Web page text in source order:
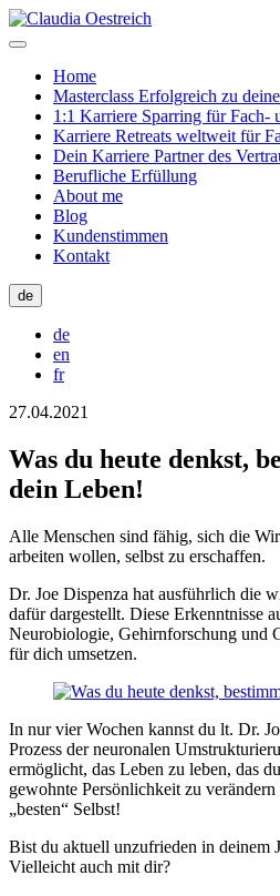
Home
Masterclass Erfolgreich zu
1:1 Karriere Sparring für Fach-
Karriere Retreats weltweit für
Dein Karriere Partner des
Berufliche Erfüllung
About me
Blog
Kundenstimmen
Kontakt
de
de
en
fr
27.04.2021
Was du heute denkst,
dein Leben!
Alle Menschen sind fähig, sich die
arbeiten wollen, selbst zu erschaffen.
Dr. Joe Dispenza hat ausführlich die
dafür dargestellt. Diese Erkenntnisse
Neurobiologie, Gehirnforschung und
für dich umsetzen.
In nur vier Wochen kannst du lt. Dr.
Prozess der neuronalen
ermöglicht, das Leben zu leben, das
gewohnte Persönlichkeit zu
„besten“ Selbst!
Bist du aktuell unzufrieden in deinem
Vielleicht auch mit dir?